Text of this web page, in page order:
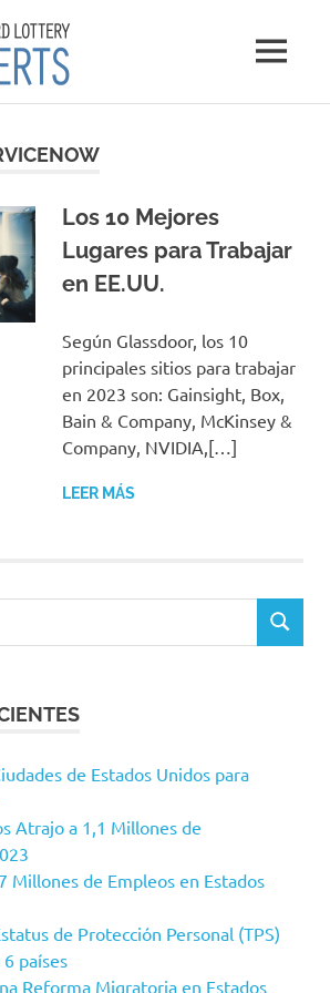
GCLExperts
MENÚ
Los 10 Mejores
Lugares para Trabajar
en EE.UU.
Según Glassdoor, los 10
principales sitios para trabajar
en 2023 son: Gainsight, Box,
Bain & Company, McKinsey &
Company, NVIDIA,[…]
LEER MÁS
BUSCAR
de Estados Unidos para
Atrajo a 1,1 Millones de
Millones de Empleos en Estados
de Protección Personal (TPS)
países
Reforma Migratoria en Estados